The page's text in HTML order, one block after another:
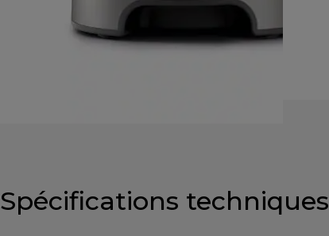
Spécifications techniques